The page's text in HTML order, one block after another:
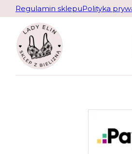
Regulamin sklepuPolityka